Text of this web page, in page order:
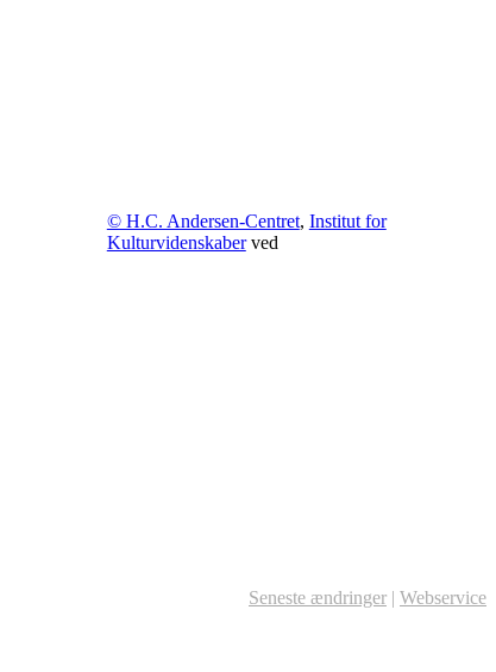
© H.C. Andersen-Centret, Institut for
Kulturvidenskaberved
Seneste ændringer | Webservice